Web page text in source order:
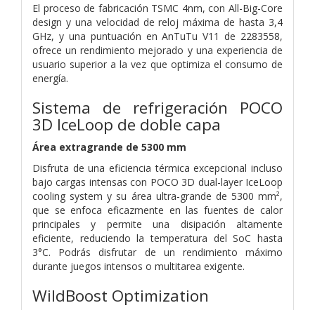
El proceso de fabricación TSMC 4nm, con All-Big-Core
design y una velocidad de reloj máxima de hasta 3,4
GHz, y una puntuación en AnTuTu V11 de 2283558,
ofrece un rendimiento mejorado y una experiencia de
usuario superior a la vez que optimiza el consumo de
energía.
Sistema de refrigeración POCO
3D IceLoop de doble capa
Área extragrande de 5300 mm
Disfruta de una eficiencia térmica excepcional incluso
bajo cargas intensas con POCO 3D dual-layer IceLoop
cooling system y su área ultra-grande de 5300 mm²,
que se enfoca eficazmente en las fuentes de calor
principales y permite una disipación altamente
eficiente, reduciendo la temperatura del SoC hasta
3°C. Podrás disfrutar de un rendimiento máximo
durante juegos intensos o multitarea exigente.
WildBoost Optimization